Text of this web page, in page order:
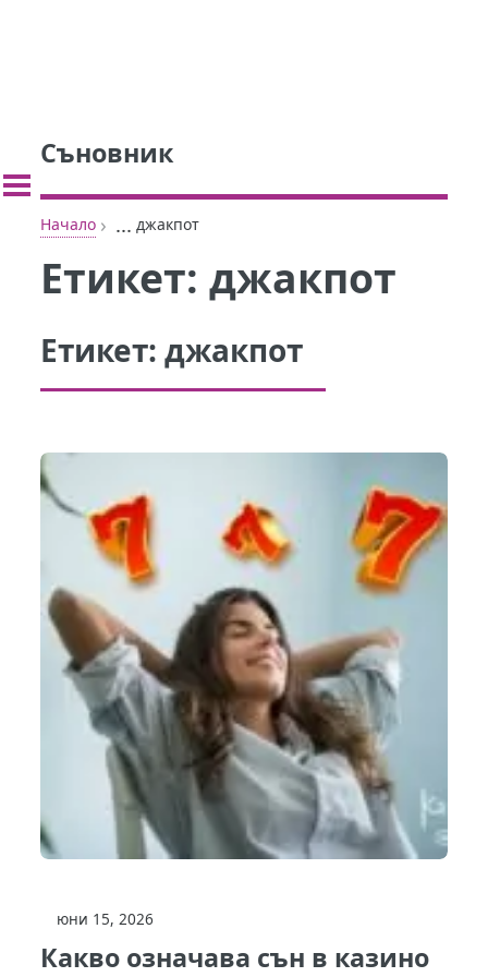
Съновник
Начало › ... джакпот
Етикет:джакпот
Етикет:джакпот
юни 15, 2026
Какво означава сън в казино